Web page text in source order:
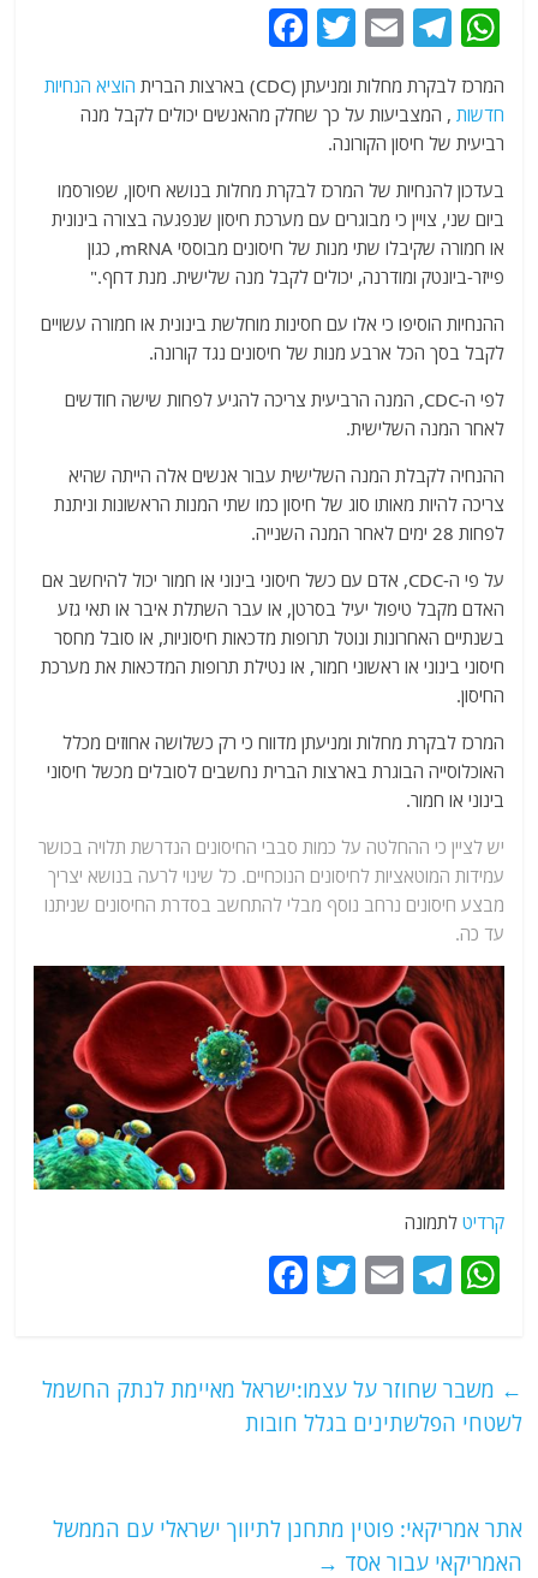
W
h
at
s
A
p
p
T
e
g
ra
m
E
ai
l
T
itt
c
b
o
o
k
המרכז לבקרת מחלות ומניעתן (CDC) בארצות הברית
הוציא הנחיות
חדשות , המצביעות על כך שחלק מהאנשים יכולים לקבל מנה
רביעית של חיסון הקורונה.
בעדכון להנחיות של המרכז לבקרת מחלות בנושא חיסון, שפורסמו
ביום שני, צויין כי מבוגרים עם מערכת חיסון שנפגעה בצורה בינונית
או חמורה שקיבלו שתי מנות של חיסונים מבוססי mRNA, כגון
פייזר-ביונטק ומודרנה, יכולים לקבל מנה שלישית. מנת דחף."
ההנחיות הוסיפו כי אלו עם חסינות מוחלשת בינונית או חמורה עשויים
לקבל בסך הכל ארבע מנות של חיסונים נגד קורונה.
לפי ה-CDC, המנה הרביעית צריכה להגיע לפחות שישה חודשים
לאחר המנה השלישית.
ההנחיה לקבלת המנה השלישית עבור אנשים אלה הייתה שהיא
צריכה להיות מאותו סוג של חיסון כמו שתי המנות הראשונות וניתנת
לפחות 28 ימים לאחר המנה השנייה.
על פי ה-CDC, אדם עם כשל חיסוני בינוני או חמור יכול להיחשב אם
האדם מקבל טיפול יעיל בסרטן, או עבר השתלת איבר או תאי גזע
בשנתיים האחרונות ונוטל תרופות מדכאות חיסוניות, או סובל מחסר
חיסוני בינוני או ראשוני חמור, או נטילת תרופות המדכאות את מערכת
החיסון.
המרכז לבקרת מחלות ומניעתן מדווח כי רק כשלושה אחוזים מכלל
האוכלוסייה הבוגרת בארצות הברית נחשבים לסובלים מכשל חיסוני
בינוני או חמור.
יש לציין כי ההחלטה על כמות סבבי החיסונים הנדרשת תלויה בכושר
עמידות המוטאציות לחיסונים הנוכחיים. כל שינוי לרעה בנושא יצריך
מבצע חיסונים נרחב נוסף מבלי להתחשב בסדרת החיסונים שניתנו
עד כה.
קרדיט לתמונה
W
s
A
T
g
ra
E
l
T
er
e
b
k
← משבר שחוזר על עצמו:ישראל מאיימת לנתק החשמל
לשטחי הפלשתינים בגלל חובות
אתר אמריקאי: פוטין מתחנן לתיווך ישראלי עם הממשל
האמריקאי עבור אסד →